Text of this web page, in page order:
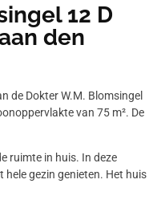
12 D
den
de Dokter W.M. Blomsingel
van 75 m². De
ruimte in huis. In deze
hele gezin genieten. Het huis